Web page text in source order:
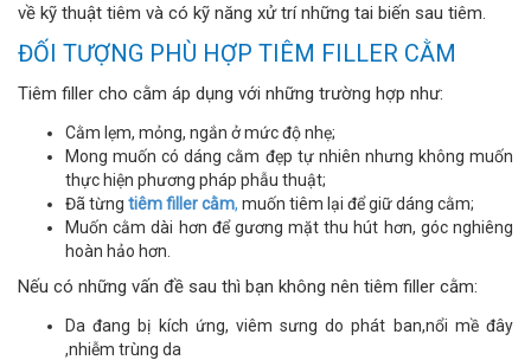
về kỹ thuật tiêm và có kỹ năng xử trí những tai biến sau tiêm.
ĐỐI TƯỢNG PHÙ HỢP TIÊM FILLER CẰM
Tiêm filler cho cằm áp dụng với những trường hợp như:
Cằm lẹm, mỏng, ngắn ở mức độ nhẹ;
Mong muốn có dáng cằm đẹp tự nhiên nhưng không muốn
thực hiện phương pháp phẫu thuật;
Đã từng tiêm filler cằm, muốn tiêm lại để giữ dáng cằm;
Muốn cằm dài hơn để gương mặt thu hút hơn, góc nghiêng
hoàn hảo hơn.
Nếu có những vấn đề sau thì bạn không nên tiêm filler cằm:
Da đang bị kích ứng, viêm sưng do phát ban,nổi mề đây
,nhiễm trùng da